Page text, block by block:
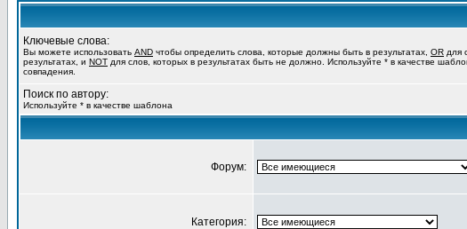
Ключевые слова:
Вы можете использовать AND чтобы определить слова, которые должны быть в результатах, OR для
результатах, и NOT для слов, которых в результатах быть не должно. Используйте * в качестве
совпадения.
Поиск по автору:
Используйте * в качестве шаблона
Форум:
Категория: